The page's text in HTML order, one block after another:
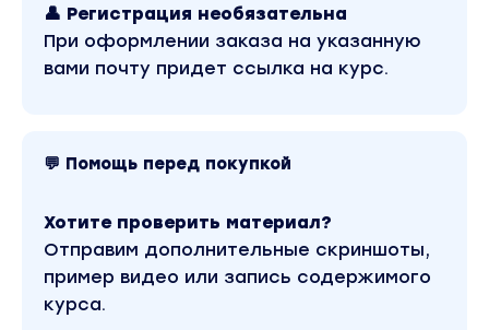
Заключение договора с артистом; Ваши права
Ценообразование
Переговоры и повторные продажи
Более 20 лет опыта работы в сфере
Продала 200+ уникальных песен в разных
Осенью 2018 года песня Аны Baston,
для Юлианны Карауловой - "Просто так" ,
престижную награду "Золотой Грамофон"
Ежемесячно зарабатывает от 300 000 рублей
👤 Регистрация необязательна
При оформлении заказа на указанную
вами почту придет ссылка на курс.
💬 Помощь перед покупкой
Хотите проверить материал?
Отправим дополнительные скриншоты,
пример видео или запись содержимого
курса.